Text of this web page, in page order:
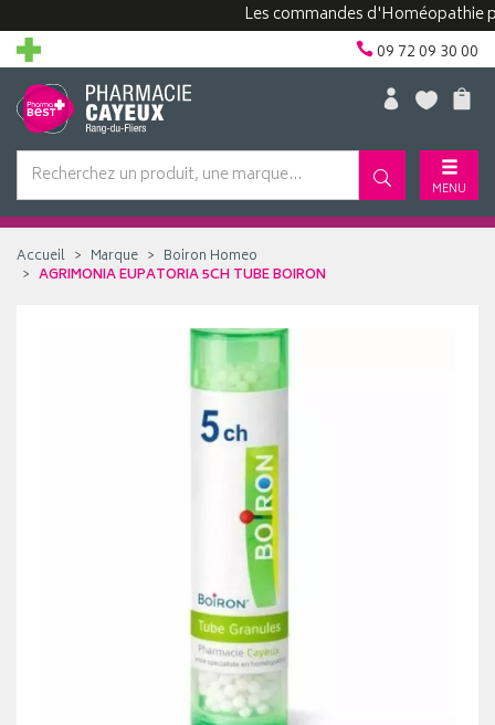
Les commandes d'Homéopathie
09 72 09 30 00
MENU
Accueil Marque
Boiron Homeo
AGRIMONIA EUPATORIA 5CH TUBE BOIRON